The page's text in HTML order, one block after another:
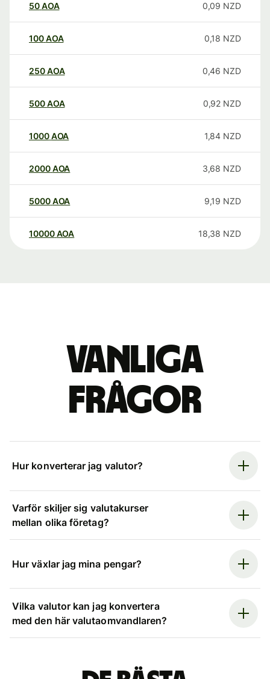
50AOA 0,09 NZD
100AOA 0,18 NZD
250AOA 0,46 NZD
500AOA 0,92 NZD
1000AOA 1,84 NZD
2000AOA 3,68 NZD
5000AOA 9,19 NZD
10000 AOA 18,38 NZD
Vanliga
frågor
Hur konverterar jag valutor?
Varför skiljer sig valutakurser
mellan olika företag?
Hur växlar jag mina pengar?
Vilka valutor kan jag konvertera
med den här valutaomvandlaren?